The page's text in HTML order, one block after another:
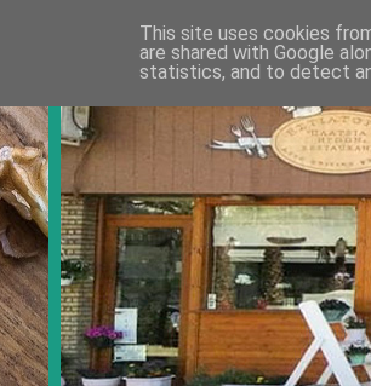
This site uses cookies
are shared with Google
statistics, and to detect